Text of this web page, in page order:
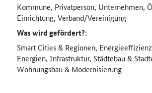
Kommune, Privatperson, Unternehmen,
Einrichtung, Verband/Vereinigung
Was wird gefördert?:
Smart Cities & Regionen,
Energien, Infrastruktur, Städtebau &
Wohnungsbau & Modernisierung